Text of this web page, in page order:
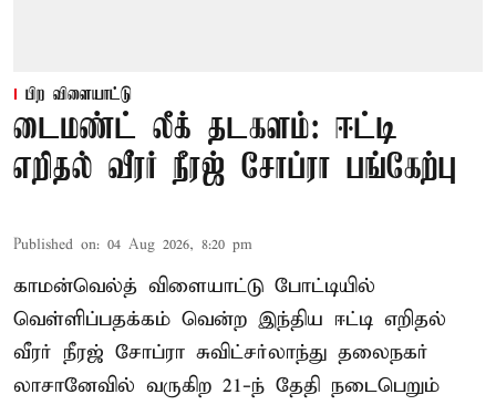
பிற விளையாட்டு
டைமண்ட் லீக் தடகளம்: ஈட்டி
எறிதல் வீரர் நீரஜ் சோப்ரா பங்கேற்பு
Published on: 04 Aug 2026, 8:20 pm
காமன்வெல்த் விளையாட்டு போட்டியில்
வெள்ளிப்பதக்கம் வென்ற இந்திய ஈட்டி எறிதல்
வீரர் நீரஜ் சோப்ரா சுவிட்சர்லாந்து தலைநகர்
லாசானேவில் வருகிற 21-ந் தேதி நடைபெறும்